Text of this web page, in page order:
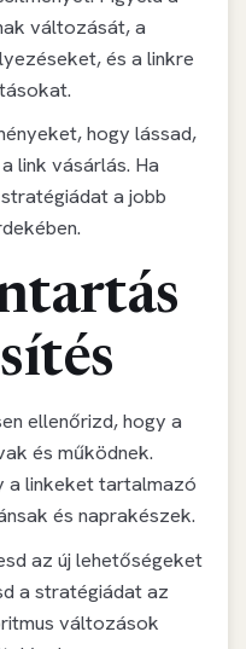
változását, a
és a linkre
hogy lássad,
link vásárlás. Ha
a jobb
ellenőrizd, hogy a
és működnek.
a linkeket tartalmazó
és naprakészek.
az új lehetőségeket
a stratégiádat az
változások